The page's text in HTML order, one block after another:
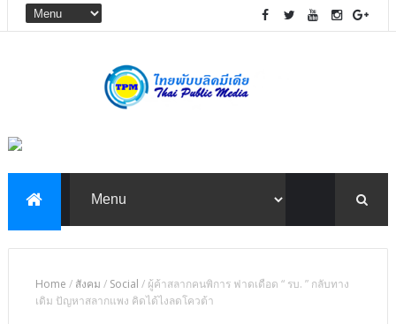
Home / สังคม / Social / ผู้ค้าสลากคนพิการ ฟาดเดือด “ รบ. ” กลับทาง
เดิม ปัญหาสลากแพง คิดได้ไงลดโควต้า